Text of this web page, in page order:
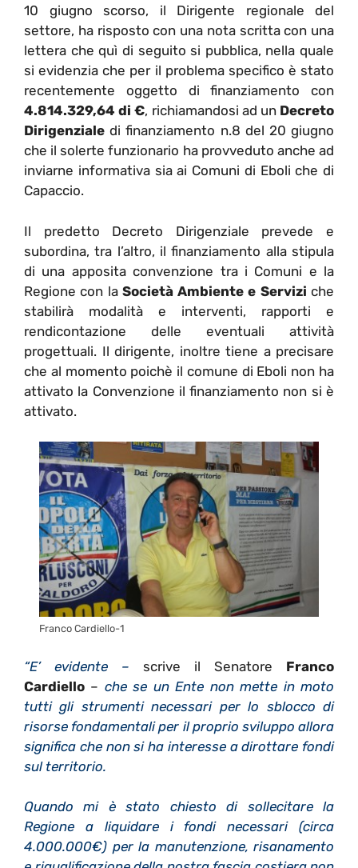
10 giugno scorso, il Dirigente regionale del
settore, ha risposto con una nota scritta con una
lettera che quì di seguito si pubblica, nella quale
si evidenzia che per il problema specifico è stato
recentemente oggetto di finanziamento con
4.814.329,64 di €, richiamandosi ad un Decreto
Dirigenziale di finanziamento n.8 del 20 giugno
che il solerte funzionario ha provveduto anche ad
inviarne informativa sia ai Comuni di Eboli che di
Capaccio.
Il predetto Decreto Dirigenziale prevede e
subordina, tra l’altro, il finanziamento alla stipula
di una apposita convenzione tra i Comuni e la
Regione con la Società Ambiente e Servizi che
stabilirà modalità e interventi, rapporti e
rendicontazione delle eventuali attività
progettuali. Il dirigente, inoltre tiene a precisare
che al momento poichè il comune di Eboli non ha
attivato la Convenzione il finanziamento non si è
attivato.
Franco Cardiello-1
“E’ evidente – scrive il Senatore Franco
Cardiello – che se un Ente non mette in moto
tutti gli strumenti necessari per lo sblocco di
risorse fondamentali per il proprio sviluppo allora
significa che non si ha interesse a dirottare fondi
sul territorio.
Quando mi è stato chiesto di sollecitare la
Regione a liquidare i fondi necessari (circa
4.000.000€) per la manutenzione, risanamento